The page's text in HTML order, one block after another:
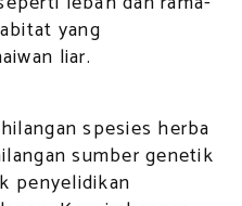
yang
liar.
spesies herba
sumber genetik
penyelidikan